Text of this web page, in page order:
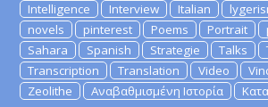
Intelligence
Interview Italian
novels
pinterest Poems Portrait
Sahara
Spanish Strategie Talks
Transcription
Translation Video
Zeolithe
Αναβαθμισμένη Ιστορία